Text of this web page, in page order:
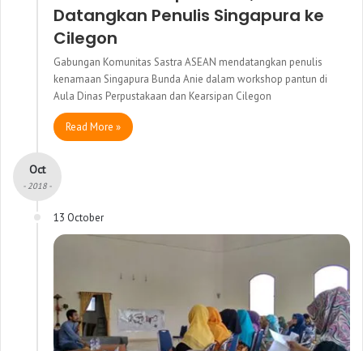
Datangkan Penulis Singapura ke
Cilegon
Gabungan Komunitas Sastra ASEAN mendatangkan penulis
kenamaan Singapura Bunda Anie dalam workshop pantun di
Aula Dinas Perpustakaan dan Kearsipan Cilegon
Read More »
Oct
- 2018 -
13 October